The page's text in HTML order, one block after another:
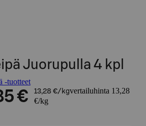
Juorupulla 4 kpl
-tuotteet
€ 13,28 €/kgvertailuhinta 13,28
€/kg